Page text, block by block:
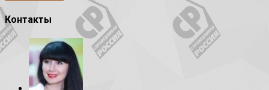
Контакты